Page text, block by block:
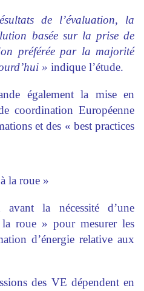
de l’évaluation, la
basée sur la prise de
préférée par la majorité
» indique l’étude.
également la mise en
coordination Européenne
et des « best practices
la roue »
la nécessité d’une
roue » pour mesurer les
d’énergie relative aux
des VE dépendent en